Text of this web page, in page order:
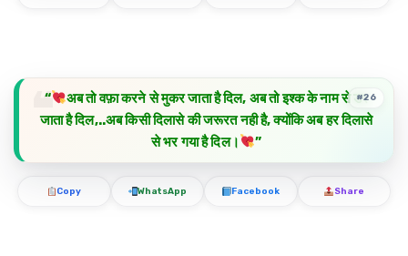
“
अब तो वफ़ा करने से मुकर जाता है दिल, अब तो इश्क के नाम से डर
जाता है दिल,..अब किसी दिलासे की जरूरत नही है, क्योंकि अब हर दिलासे
से भर गया है दिल।
”
#26
Copy WhatsApp Facebook Share